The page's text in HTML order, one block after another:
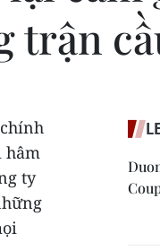
trận
hâm
ty